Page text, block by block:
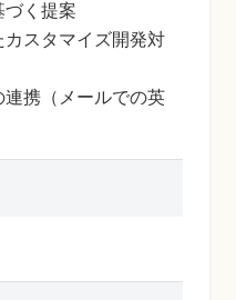
づく提案
カスタマイズ開発対
連携（メールでの英